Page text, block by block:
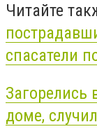
Читайте
спасатели
доме,